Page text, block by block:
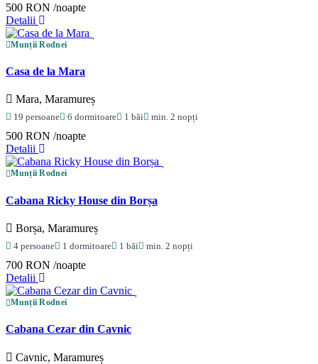
500 RON /noapte
Detalii
Munții Rodnei
Casa de la Mara
Mara, Maramureș
19 persoane 6 dormitoare 1 băi min. 2 nopți
500 RON /noapte
Detalii
Munții Rodnei
Cabana Ricky House din Borșa
Borșa, Maramureș
4 persoane 1 dormitoare 1 băi min. 2 nopți
700 RON /noapte
Detalii
Munții Rodnei
Cabana Cezar din Cavnic
Cavnic, Maramureș